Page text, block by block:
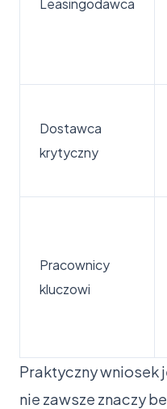
Leasingodawca
Dostawca
krytyczny
Pracownicy
kluczowi
Praktyczny wniosek
nie zawsze znaczy